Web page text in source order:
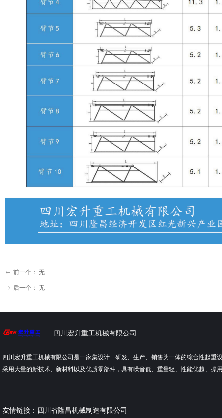
ꂃ 前一个： 无
ꁹ 后一个： 无
四川宏升重工机械有限公司
四川宏升重工机械有限公司是一家集设计、研发、生产、销售为一体的综合性起重
采用大量的新技术、新材料以及优质零部件，具有噪音低、重量轻、性能优越、操
友情链接： 四川省隆昌机械制造有限公司